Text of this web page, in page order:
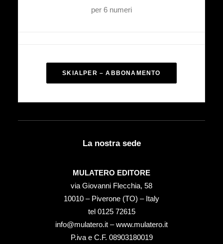
per 6 numeri
SKIALPER – ABBONAMENTO
La nostra sede
MULATERO EDITORE
via Giovanni Flecchia, 58
10010 – Piverone (TO) – Italy
tel ‭0125 72615‬
info@mulatero.it –www.mulatero.it
P.iva e C.F. 08903180019